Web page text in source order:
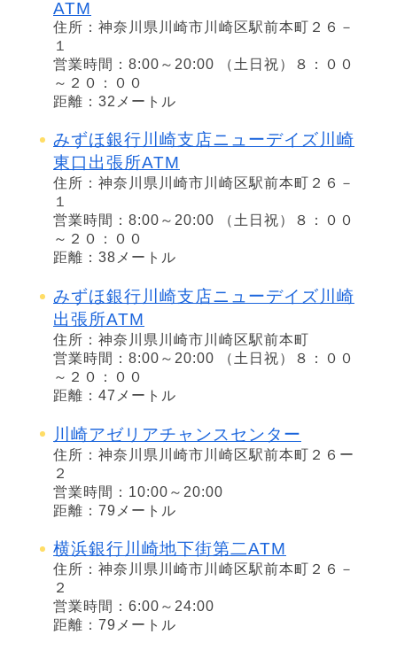
ATM
住所：神奈川県川崎市川崎区駅前本町２６－
１
営業時間：8:00～20:00 （土日祝）８：００
～２０：００
距離：32メートル
みずほ銀行川崎支店ニューデイズ川崎
東口出張所ATM
住所：神奈川県川崎市川崎区駅前本町２６－
１
営業時間：8:00～20:00 （土日祝）８：００
～２０：００
距離：38メートル
みずほ銀行川崎支店ニューデイズ川崎
出張所ATM
住所：神奈川県川崎市川崎区駅前本町
営業時間：8:00～20:00 （土日祝）８：００
～２０：００
距離：47メートル
川崎アゼリアチャンスセンター
住所：神奈川県川崎市川崎区駅前本町２６ー
２
営業時間：10:00～20:00
距離：79メートル
横浜銀行川崎地下街第二ATM
住所：神奈川県川崎市川崎区駅前本町２６－
２
営業時間：6:00～24:00
距離：79メートル